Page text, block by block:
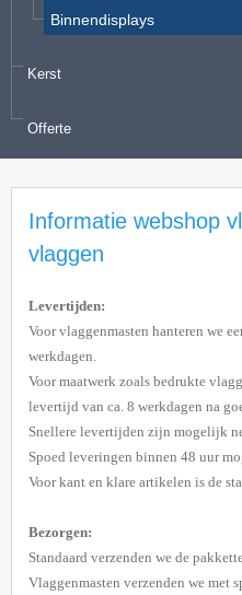
Binnendisplays
Kerst
Offerte
Informatie webshop
vlaggen
Levertijden:
Voor vlaggenmasten hanteren we
werkdagen.
Voor maatwerk zoals bedrukte
levertijd van ca. 8 werkdagen na
Snellere levertijden zijn mogelijk
Spoed leveringen binnen 48 uur
Voor kant en klare artikelen is de
Bezorgen:
Standaard verzenden we de
Vlaggenmasten verzenden we met